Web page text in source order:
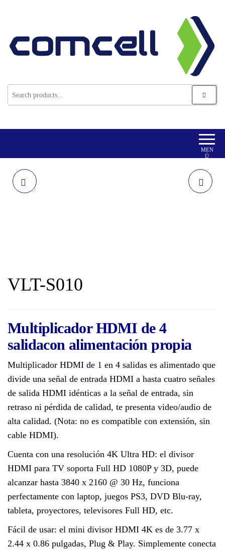
Comcell Corp
MEN
Ú
VLT-S010
Multiplicador HDMI de 4
salidacon alimentación propia
Multiplicador HDMI de 1 en 4 salidas es alimentado que
divide una señal de entrada HDMI a hasta cuatro señales
de salida HDMI idénticas a la señal de entrada, sin
retraso ni pérdida de calidad, te presenta video/audio de
alta calidad. (Nota: no es compatible con extensión, sin
cable HDMI).
Cuenta con una resolución 4K Ultra HD: el divisor
HDMI para TV soporta Full HD 1080P y 3D, puede
alcanzar hasta 3840 x 2160 @ 30 Hz, funciona
perfectamente con laptop, juegos PS3, DVD Blu-ray,
tableta, proyectores, televisores Full HD, etc.
Fácil de usar: el mini divisor HDMI 4K es de 3.77 x
2.44 x 0.86 pulgadas, Plug & Play. Simplemente conecta